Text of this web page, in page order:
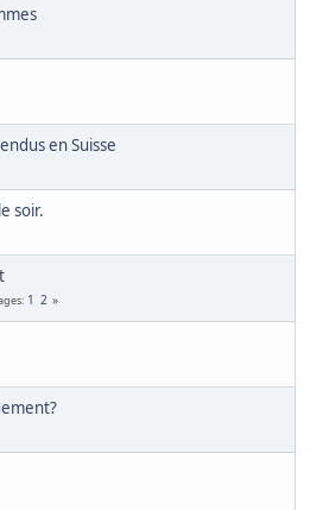
en Suisse
soir.
1 2